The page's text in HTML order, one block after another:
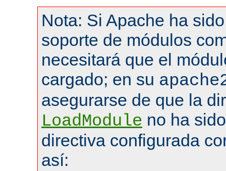
Nota: Si Apache ha
soporte de módulos
necesitará que el
cargado; en su
asegurarse de que la
LoadModule no ha
directiva configurada
así: